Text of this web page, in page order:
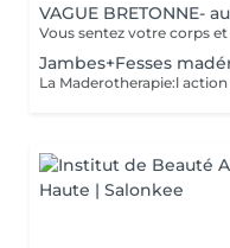
VAGUE BRETONNE-
Jambes+Fesses